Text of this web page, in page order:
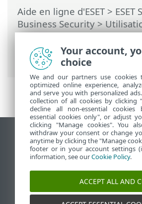
Aide en ligne d'ESET> ESET
Business Security>
Small Business Security>
Protection de l'ordinateur >
de l\'application
Afficher le site pour
End of Life
Base de connaissances ESET
Forum ESET
ESET Status Portal
Assistance régionale
Your account,
choice
We and our partners use
optimized online experience,
and serve you with personalized
collection of all cookies by clicking
decline all non-essential cookies
essential cookies only", or adjust
clicking "Manage cookies". You
withdraw your consent or change
anytime by clicking the "Manage
footer or in your account settings
information, see ourCookie Policy.
ACCEPT ALL AND